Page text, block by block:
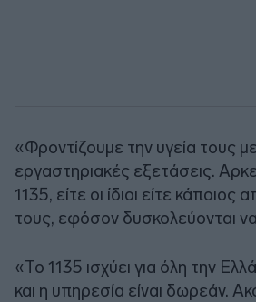
«Φροντίζουμε την υγεία τους με
εργαστηριακές εξετάσεις.
1135, είτε οι ίδιοι είτε
τους, εφόσον δυσκολεύονται
«Το 1135 ισχύει για όλη την
και η υπηρεσία είναι δωρεάν.